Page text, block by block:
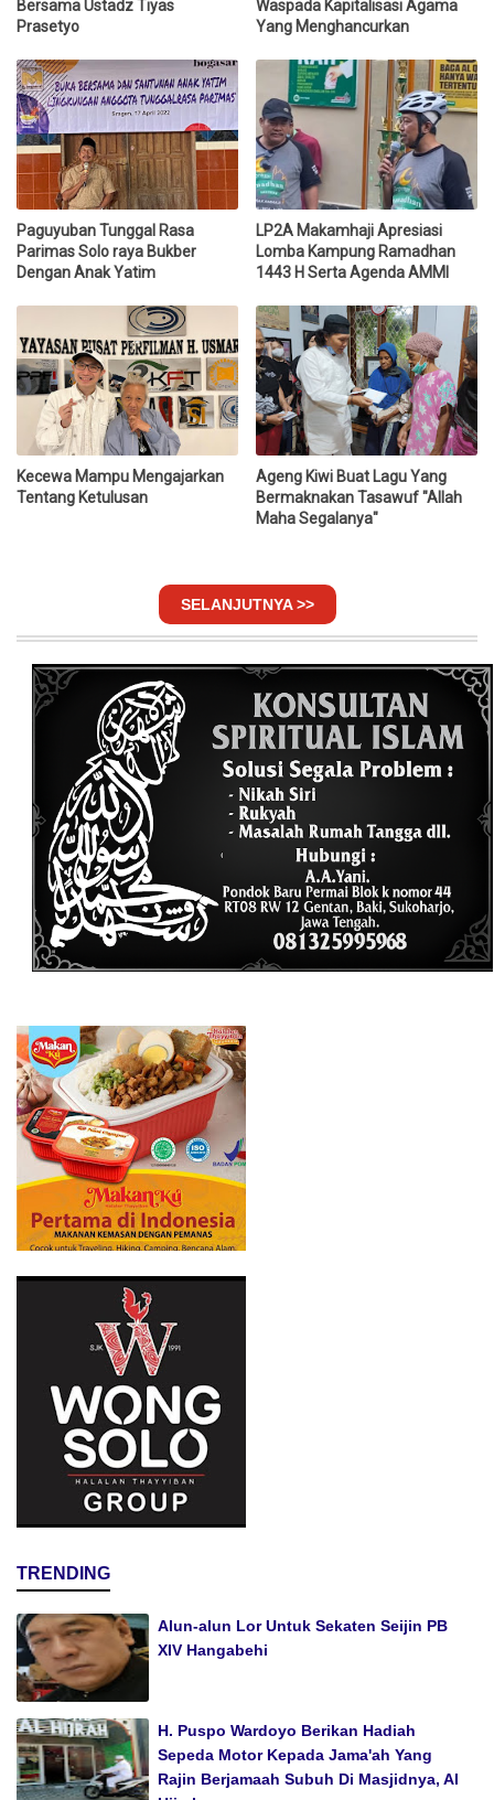
Bersama Ustadz Tiyas
Prasetyo
Waspada Kapitalisasi Agama
Yang Menghancurkan
Paguyuban Tunggal Rasa
Parimas Solo raya Bukber
Dengan Anak Yatim
LP2A Makamhaji Apresiasi
Lomba Kampung Ramadhan
1443 H Serta Agenda AMMI
Kecewa Mampu Mengajarkan
Tentang Ketulusan
Ageng Kiwi Buat Lagu Yang
Bermaknakan Tasawuf "Allah
Maha Segalanya"
SELANJUTNYA >>
TRENDING
Alun-alun Lor Untuk Sekaten Seijin PB
XIV Hangabehi
H. Puspo Wardoyo Berikan Hadiah
Sepeda Motor Kepada Jama'ah Yang
Rajin Berjamaah Subuh Di Masjidnya, Al